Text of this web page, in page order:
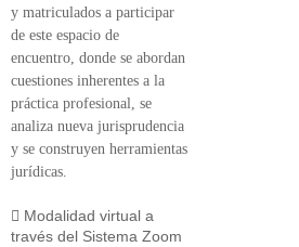
y matriculados a participar
de este espacio de
encuentro, donde se abordan
cuestiones inherentes a la
práctica profesional, se
analiza nueva jurisprudencia
y se construyen herramientas
jurídicas.
Modalidad virtual a
través del Sistema Zoom